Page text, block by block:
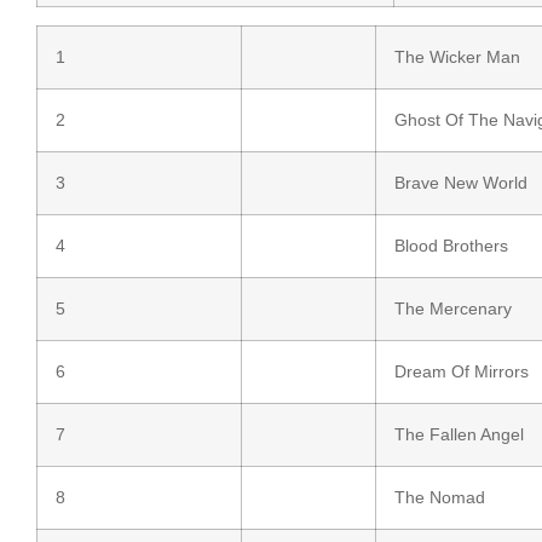
1 The Wicker Man
2 Ghost Of The
3 Brave New World
4 Blood Brothers
5 The Mercenary
6 Dream Of Mirrors
7 The Fallen Angel
8 The Nomad